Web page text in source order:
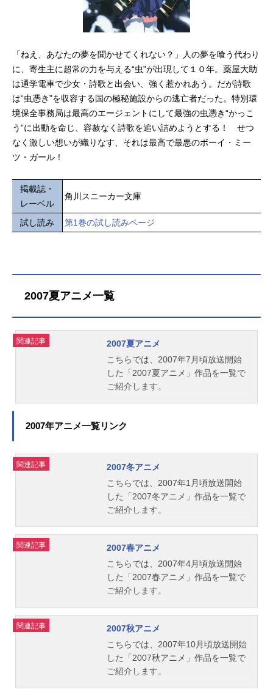
「ねえ、あなたの夢を聞かせてくれない？」人の夢を喰う代わり
に、寄生主に超常の力を与える“虫”が出現して１０年。薬屋大助
は通学電車で少女・詩歌と出会い、強く惹かれあう。だが詩歌
は“虫憑き”を収容する国の極秘施設からの逃亡者だった。特別環
境保全事務局は最高のエージェントにして最強の虫憑き“かっこ
う”に出動を命じ、容赦なく詩歌を追い詰めようとする！ せつ
なく激しい想いが織りなす、それは最高で最悪のボーイ・ミー
ツ・ガール！
掲載誌・
レーベル
角川スニーカー文庫
試し読み 第1巻の試し読みページ
2007夏アニメ一覧
関連記事
2007夏アニメ
こちらでは、2007年7月頃放送開始
した「2007夏アニメ」作品を一覧で
ご紹介します。
2007年アニメ一覧リンク
関連記事
2007冬アニメ
こちらでは、2007年1月頃放送開始
した「2007冬アニメ」作品を一覧で
ご紹介します。
関連記事
2007春アニメ
こちらでは、2007年4月頃放送開始
した「2007春アニメ」作品を一覧で
ご紹介します。
関連記事
2007秋アニメ
こちらでは、2007年10月頃放送開始
した「2007秋アニメ」作品を一覧で
ご紹介します。